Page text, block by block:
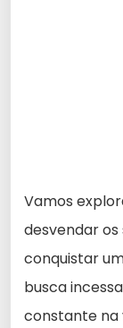
Vamos
desvendar
conquistar
busca
constante na